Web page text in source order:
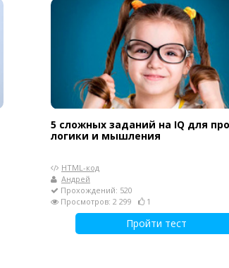
5 сложных заданий на IQ для
логики и мышления
HTML-код
Андрей
Прохождений: 520
Просмотров: 2 299
1
Пройти тест